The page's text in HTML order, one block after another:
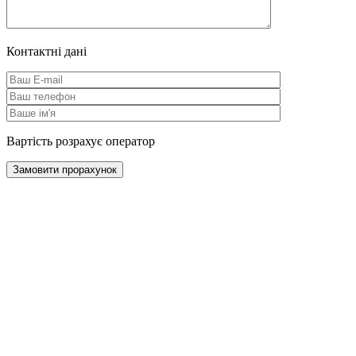
Контактні дані
Вартість розрахує оператор
Замовити прорахунок